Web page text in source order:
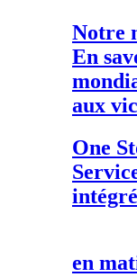
Notre
En
aux
One
en